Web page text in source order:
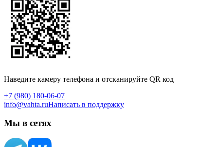
Наведите камеру телефона и отсканируйте QR код
+7 (980) 180-06-07
info@vahta.ruНаписать в поддержку
Мы в сетях